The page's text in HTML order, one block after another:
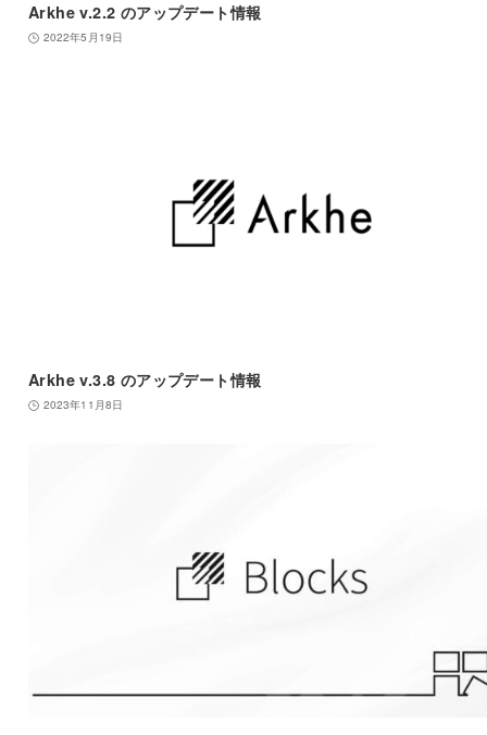
Arkhe v.2.2 のアップデート情報
2022年5月19日
Arkhe v.3.8 のアップデート情報
2023年11月8日